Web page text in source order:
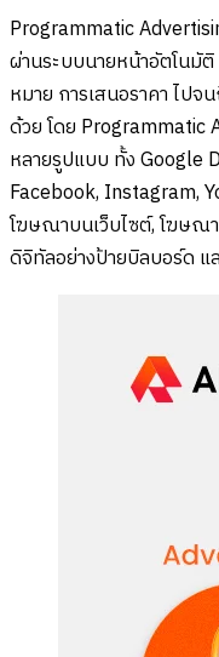
Programmatic
ผ่านระบบนายหน้าอัตโนมัติ
หมาย การเสนอราคา ไป
ด้วย โดย
หลายรูปแบบ ทั้ง Google
Facebook, Instagram,
โฆษณาบนเว็บไซต์, โฆษ
ดิจิทัลอย่างป้ายบิลบอร์ด